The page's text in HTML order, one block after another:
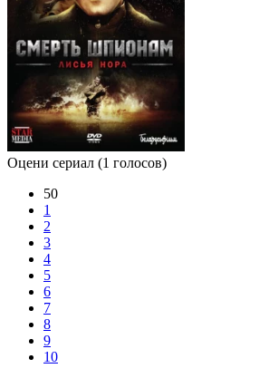
Оцени сериал (1 голосов)
50
1
2
3
4
5
6
7
8
9
10